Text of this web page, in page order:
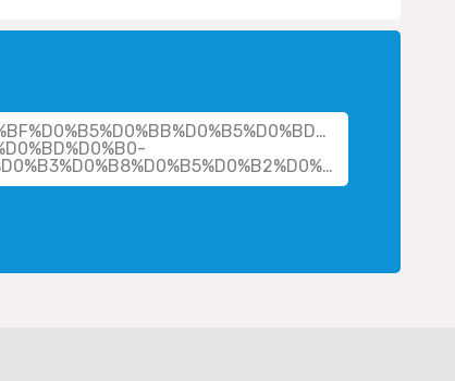
%D0%B3%D0%B5%D0%BE%D1%80%D0%B3%D0%B8%D0%B5%D0%B2%D0%BD%D0%B0/